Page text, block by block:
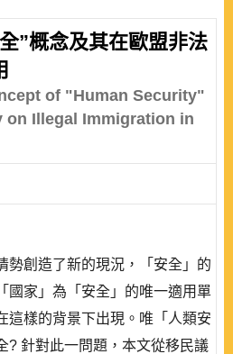
”概念及其在歐盟非法
of "Human Security"
Illegal Immigration in
勢創造了新的現況，「安全」的
國家」為「安全」的唯一適用單
這樣的背景下出現。唯「人類安
? 針對此一問題，本文從移民議